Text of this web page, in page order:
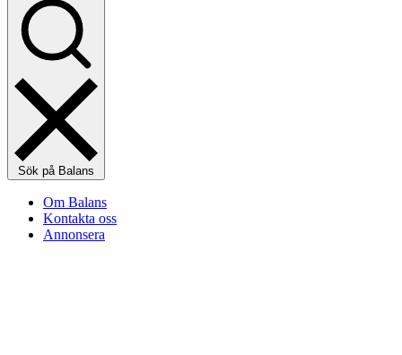
Sök på Balans
Om Balans
Kontakta oss
Annonsera